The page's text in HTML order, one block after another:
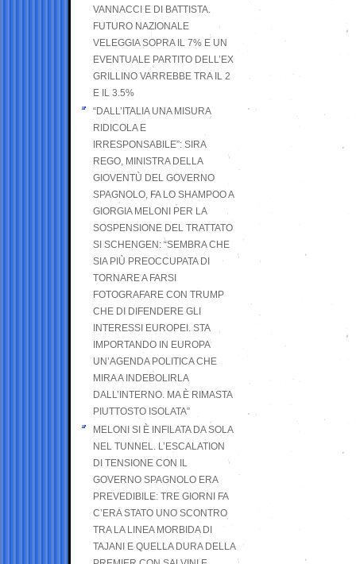
VANNACCI E DI BATTISTA.
FUTURO NAZIONALE
VELEGGIA SOPRA IL 7% E UN
EVENTUALE PARTITO DELL’EX
GRILLINO VARREBBE TRA IL 2
E IL 3.5%
“DALL’ITALIA UNA MISURA
RIDICOLA E
IRRESPONSABILE”: SIRA
REGO, MINISTRA DELLA
GIOVENTÙ DEL GOVERNO
SPAGNOLO, FA LO SHAMPOO A
GIORGIA MELONI PER LA
SOSPENSIONE DEL TRATTATO
SI SCHENGEN: “SEMBRA CHE
SIA PIÙ PREOCCUPATA DI
TORNARE A FARSI
FOTOGRAFARE CON TRUMP
CHE DI DIFENDERE GLI
INTERESSI EUROPEI. STA
IMPORTANDO IN EUROPA
UN’AGENDA POLITICA CHE
MIRA A INDEBOLIRLA
DALL’INTERNO. MA È RIMASTA
PIUTTOSTO ISOLATA”
MELONI SI È INFILATA DA SOLA
NEL TUNNEL. L’ESCALATION
DI TENSIONE CON IL
GOVERNO SPAGNOLO ERA
PREVEDIBILE: TRE GIORNI FA
C’ERA STATO UNO SCONTRO
TRA LA LINEA MORBIDA DI
TAJANI E QUELLA DURA DELLA